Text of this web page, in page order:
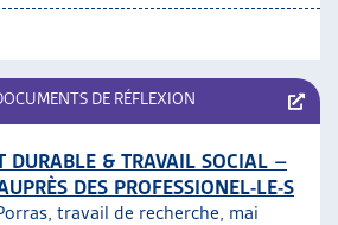
DE RÉFLEXION
DURABLE & TRAVAIL SOCIAL –
DES PROFESSIONEL-LE-S
travail de recherche, mai